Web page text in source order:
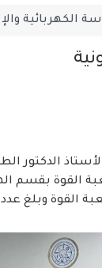
الكهربائية
الدكتور
القوة بقسم
شعبة القوة